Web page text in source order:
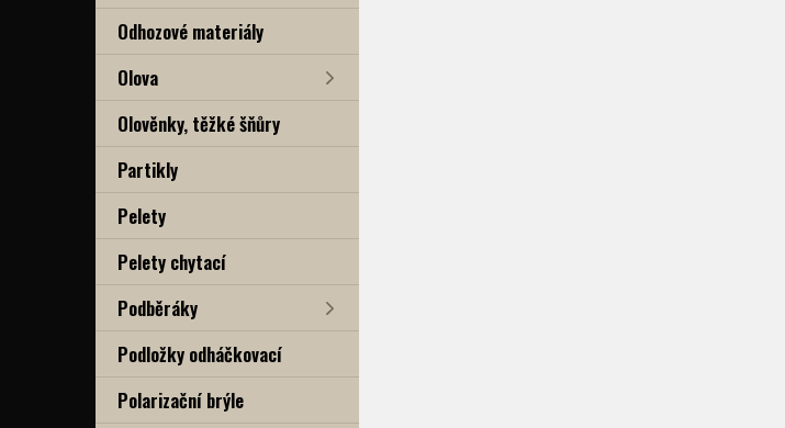
Odhozové materiály
Olova
Olověnky, těžké šňůry
Partikly
Pelety
Pelety chytací
Podběráky
Podložky odháčkovací
Polarizační brýle